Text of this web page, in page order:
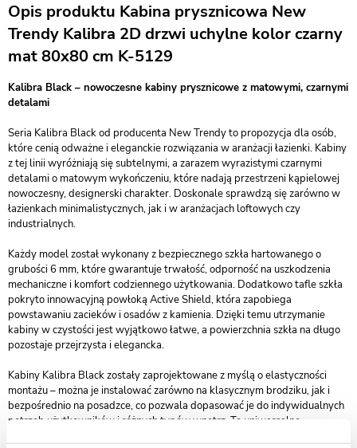
Opis produktu Kabina prysznicowa New
Trendy Kalibra 2D drzwi uchylne kolor czarny
mat 80x80 cm K-5129
Kalibra Black – nowoczesne kabiny prysznicowe z matowymi, czarnymi
detalami
Seria Kalibra Black od producenta New Trendy to propozycja dla osób,
które cenią odważne i eleganckie rozwiązania w aranżacji łazienki. Kabiny
z tej linii wyróżniają się subtelnymi, a zarazem wyrazistymi czarnymi
detalami o matowym wykończeniu, które nadają przestrzeni kąpielowej
nowoczesny, designerski charakter. Doskonale sprawdzą się zarówno w
łazienkach minimalistycznych, jak i w aranżacjach loftowych czy
industrialnych.
Każdy model został wykonany z bezpiecznego szkła hartowanego o
grubości 6 mm, które gwarantuje trwałość, odporność na uszkodzenia
mechaniczne i komfort codziennego użytkowania. Dodatkowo tafle szkła
pokryto innowacyjną powłoką Active Shield, która zapobiega
powstawaniu zacieków i osadów z kamienia. Dzięki temu utrzymanie
kabiny w czystości jest wyjątkowo łatwe, a powierzchnia szkła na długo
pozostaje przejrzysta i elegancka.
Kabiny Kalibra Black zostały zaprojektowane z myślą o elastyczności
montażu – można je instalować zarówno na klasycznym brodziku, jak i
bezpośrednio na posadzce, co pozwala dopasować je do indywidualnych
potrzeb użytkowników i różnych typów wnętrz. To uniwersalne